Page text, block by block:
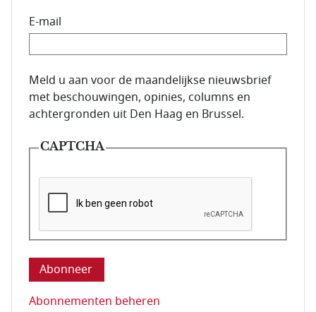
E-mail
E-mailadres van de abonnee.
Meld u aan voor de maandelijkse nieuwsbrief
met beschouwingen, opinies, columns en
achtergronden uit Den Haag en Brussel.
CAPTCHA
Deze vraag is om te controleren dat u een mens
Abonnementen beheren